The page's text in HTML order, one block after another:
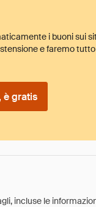
i buoni sui
e faremo
è gratis
incluse le